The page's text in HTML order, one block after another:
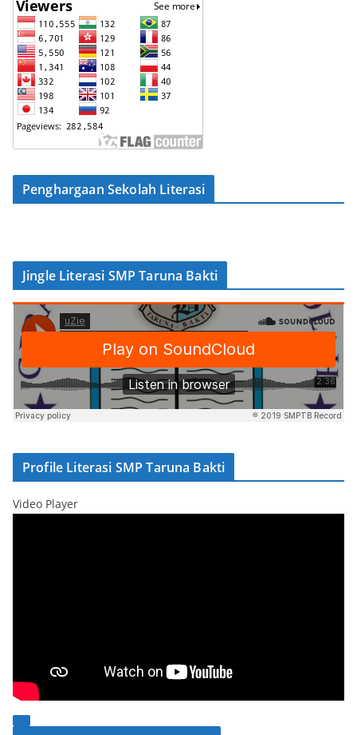
Penghargaan Sekolah Literasi
Jingle Literasi SMP Taruna Bakti
Profile Literasi SMP Taruna Bakti
Video Player